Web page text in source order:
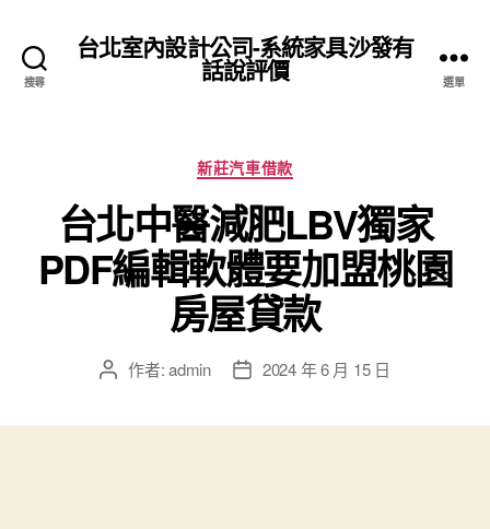
搜尋
台北室內設計公司-系統家具沙發有
話說評價 選單
分
類
新莊汽車借款
台北中醫減肥LBV獨家
PDF編輯軟體要加盟桃園
房屋貸款
文 作者:admin
文 2024 年 6 月 15 日